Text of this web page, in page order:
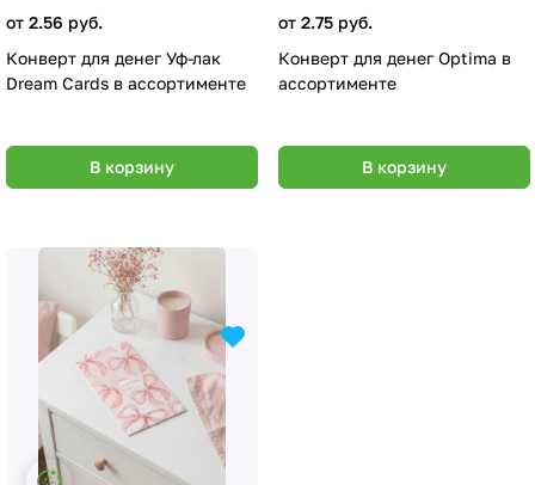
от 2.56 руб.
Конверт для денег Уф-лак
Dream Cards в ассортименте
В корзину
от 2.75 руб.
Конверт для денег Optima в
ассортименте
В корзину
Настройки файлов cookie